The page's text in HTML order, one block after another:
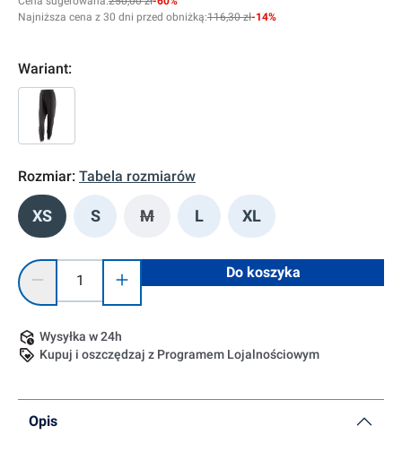
Najniższa cena z 30 dni przed obniżką:116,30 zł-14%
Wariant:
Rozmiar: Tabela rozmiarów
XS S M(Ta opcja jest obecnie niedostępna.)
L XL
Ilość produktu: Wprowadź żądaną ilość lub użyj
Do koszyka
Wysyłka w 24h
Kupuj i oszczędzaj z Programem Lojalnościowym
Opis